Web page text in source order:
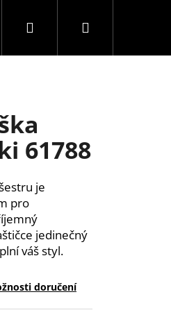
nohy F3 kolekce
PřihlášeníNákupní
61788
je
pro
jedinečný
váš styl.
doručení